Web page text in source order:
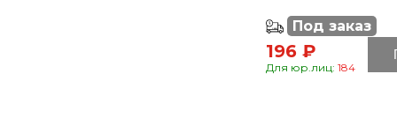
Под заказ
196 ₽
Для юр.лиц: 184